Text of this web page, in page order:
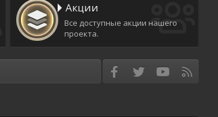
Акции
Все доступные акции нашего
проекта.
FacebookTwitter youtube